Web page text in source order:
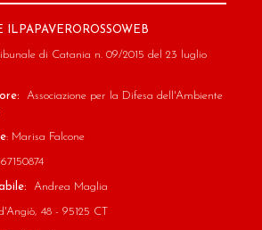
ILPAPAVEROROSSOWEB
di Catania n. 09/2015 del 23 luglio
Associazione per la Difesa dell'Ambiente
: Marisa Falcone
Andrea Maglia
48 - 95125 CT